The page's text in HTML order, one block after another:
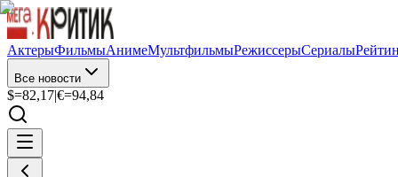
АктерыФильмыАнимеМультфильмыРежиссерыСериалы
Все новости
$=82,17|€=94,84